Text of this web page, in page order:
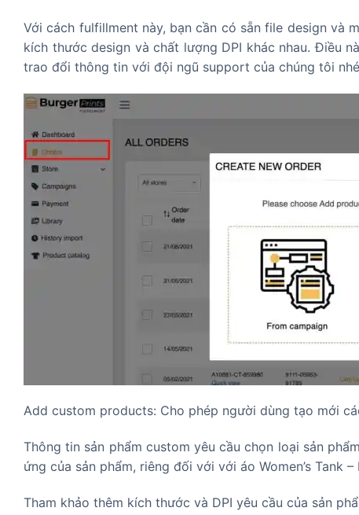
Với cách fulfillment này, bạn cần có sẵn file design và
kích thước design và chất lượng DPI khác nhau. Điều
trao đổi thông tin với đội ngũ support của chúng tôi
Add custom products: Cho phép người dùng tạo mới
Thông tin sản phẩm custom yêu cầu chọn loại sản
ứng của sản phẩm, riêng đối với với áo Women’s Tank
Tham khảo thêm kích thước và DPI yêu cầu của sản